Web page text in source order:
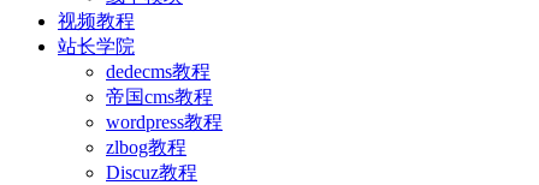
视频教程
站长学院
dedecms教程
帝国cms教程
wordpress教程
zlbog教程
Discuz教程